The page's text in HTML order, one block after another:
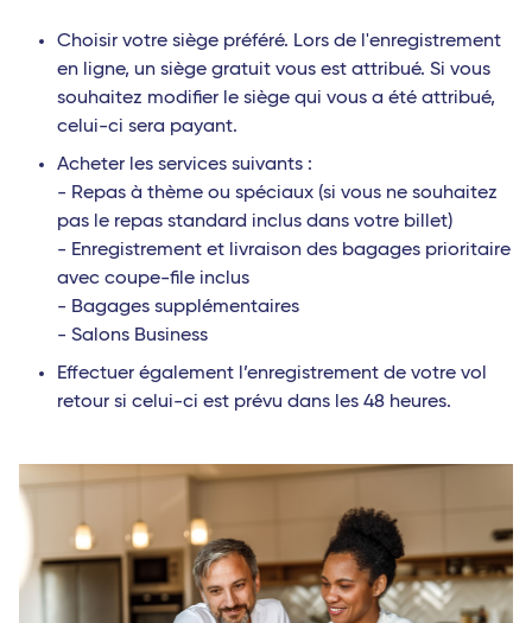
Choisir votre siège préféré. Lors de l'enregistrement
en ligne, un siège gratuit vous est attribué. Si vous
souhaitez modifier le siège qui vous a été attribué,
celui-ci sera payant.
Acheter les services suivants :
- Repas à thème ou spéciaux (si vous ne souhaitez
pas le repas standard inclus dans votre billet)
- Enregistrement et livraison des bagages prioritaire
avec coupe-file inclus
- Bagages supplémentaires
- Salons Business
Effectuer également l’enregistrement de votre vol
retour si celui-ci est prévu dans les 48 heures.